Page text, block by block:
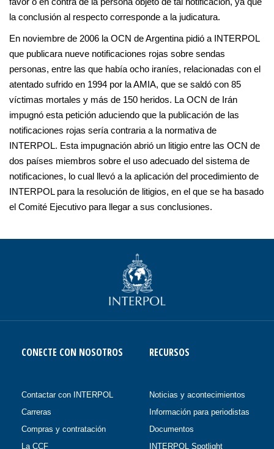
la conclusión al respecto corresponde a la judicatura.
En noviembre de 2006 la OCN de Argentina pidió a INTERPOL
que publicara nueve notificaciones rojas sobre sendas
personas, entre las que había ocho iraníes, relacionadas con el
atentado sufrido en 1994 por la AMIA, que se saldó con 85
víctimas mortales y más de 150 heridos. La OCN de Irán
impugnó esta petición aduciendo que la publicación de las
notificaciones rojas sería contraria a la normativa de
INTERPOL. Esta impugnación abrió un litigio entre las OCN de
dos países miembros sobre el uso adecuado del sistema de
notificaciones, lo cual llevó a la aplicación del procedimiento de
INTERPOL para la resolución de litigios, en el que se ha basado
el Comité Ejecutivo para llegar a sus conclusiones.
CONECTE CON NOSOTROS
Contactar con INTERPOL
Carreras
Compras y contratación
La CCF
RECURSOS
Noticias y acontecimientos
Información para periodistas
Documentos
INTERPOL Spotlight